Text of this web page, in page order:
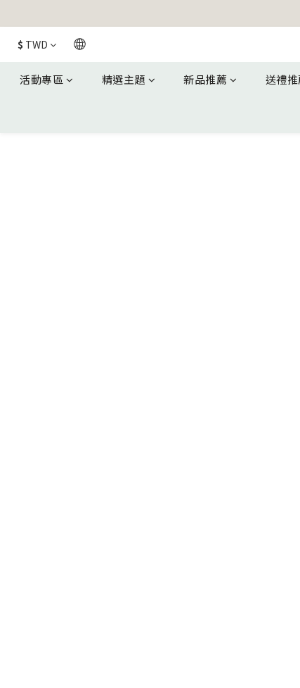
$ TWD
活動專區 精選主題 新品推薦 送禮推